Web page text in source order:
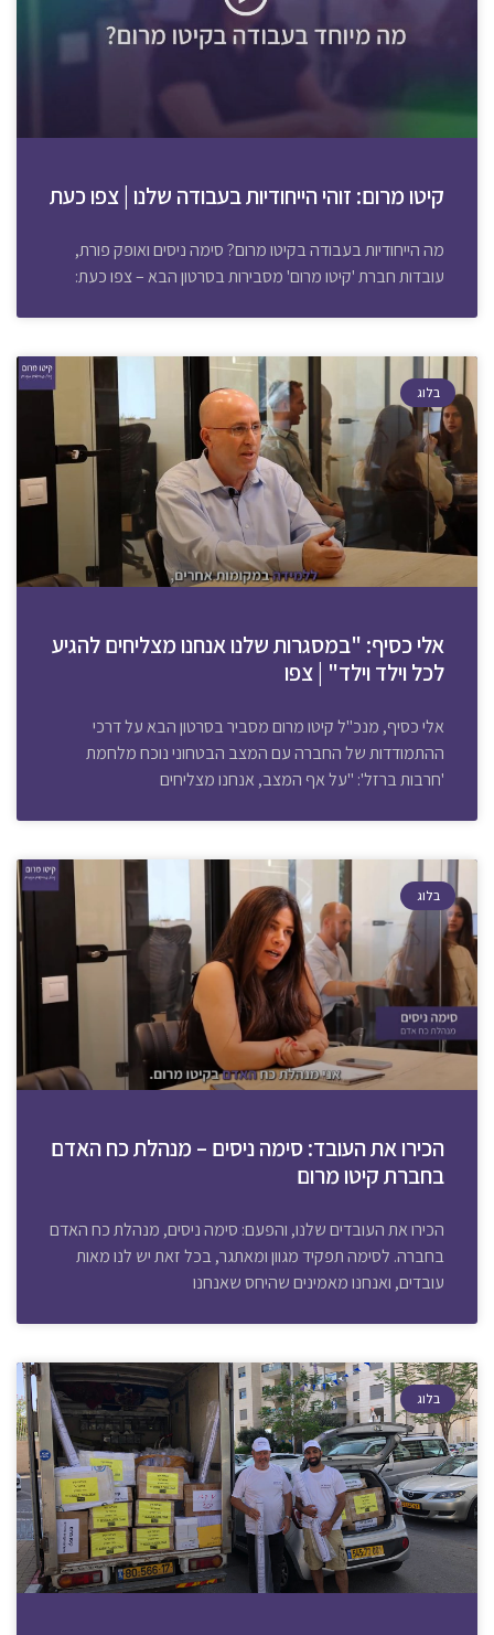
קיטו מרום: זוהי הייחודיות בעבודה שלנו | צפו כעת
מה הייחודיות בעבודה בקיטו מרום? סימה ניסים ואופק פורת,
עובדות חברת 'קיטו מרום' מסבירות בסרטון הבא – צפו כעת:
בלוג
אלי כסיף: "במסגרות שלנו אנחנו מצליחים להגיע
לכל וילד וילד" | צפו
אלי כסיף, מנכ"ל קיטו מרום מסביר בסרטון הבא על דרכי
ההתמודדות של החברה עם המצב הבטחוני נוכח מלחמת
'חרבות ברזל': "על אף המצב, אנחנו מצליחים
בלוג
הכירו את העובד: סימה ניסים – מנהלת כח האדם
בחברת קיטו מרום
הכירו את העובדים שלנו, והפעם: סימה ניסים, מנהלת כח האדם
בחברה. לסימה תפקיד מגוון ומאתגר, בכל זאת יש לנו מאות
עובדים, ואנחנו מאמינים שהיחס שאנחנו
בלוג